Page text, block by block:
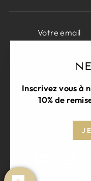
Inscrivez vous à
10% de
COMMENT